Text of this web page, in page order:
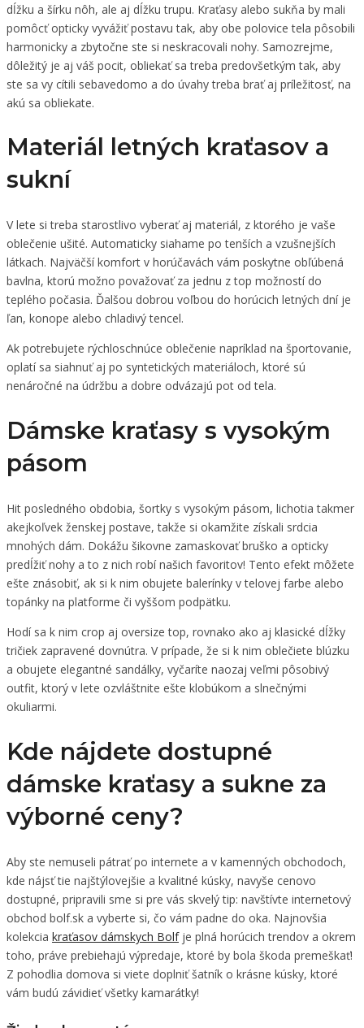
dĺžku a šírku nôh, ale aj dĺžku trupu. Kraťasy alebo sukňa by mali
pomôcť opticky vyvážiť postavu tak, aby obe polovice tela pôsobili
harmonicky a zbytočne ste si neskracovali nohy. Samozrejme,
dôležitý je aj váš pocit, obliekať sa treba predovšetkým tak, aby
ste sa vy cítili sebavedomo a do úvahy treba brať aj príležitosť, na
akú sa obliekate.
Materiál letných kraťasov a
sukní
V lete si treba starostlivo vyberať aj materiál, z ktorého je vaše
oblečenie ušité. Automaticky siahame po tenších a vzušnejších
látkach. Najväčší komfort v horúčavách vám poskytne obľúbená
bavlna, ktorú možno považovať za jednu z top možností do
teplého počasia. Ďalšou dobrou voľbou do horúcich letných dní je
ľan, konope alebo chladivý tencel.
Ak potrebujete rýchloschnúce oblečenie napríklad na športovanie,
oplatí sa siahnuť aj po syntetických materiáloch, ktoré sú
nenáročné na údržbu a dobre odvázajú pot od tela.
Dámske kraťasy s vysokým
pásom
Hit posledného obdobia, šortky s vysokým pásom, lichotia takmer
akejkoľvek ženskej postave, takže si okamžite získali srdcia
mnohých dám. Dokážu šikovne zamaskovať bruško a opticky
predĺžiť nohy a to z nich robí našich favoritov! Tento efekt môžete
ešte znásobiť, ak si k nim obujete balerínky v telovej farbe alebo
topánky na platforme či vyššom podpätku.
Hodí sa k nim crop aj oversize top, rovnako ako aj klasické dĺžky
tričiek zapravené dovnútra. V prípade, že si k nim oblečiete blúzku
a obujete elegantné sandálky, vyčaríte naozaj veľmi pôsobivý
outfit, ktorý v lete ozvláštnite ešte klobúkom a slnečnými
okuliarmi.
Kde nájdete dostupné
dámske kraťasy a sukne za
výborné ceny?
Aby ste nemuseli pátrať po internete a v kamenných obchodoch,
kde nájsť tie najštýlovejšie a kvalitné kúsky, navyše cenovo
dostupné, pripravili sme si pre vás skvelý tip: navštívte internetový
obchod bolf.sk a vyberte si, čo vám padne do oka. Najnovšia
kolekcia kraťasov dámskych Bolfje plná horúcich trendov a okrem
toho, práve prebiehajú výpredaje, ktoré by bola škoda premeškať!
Z pohodlia domova si viete doplniť šatník o krásne kúsky, ktoré
vám budú závidieť všetky kamarátky!